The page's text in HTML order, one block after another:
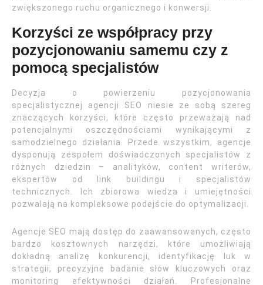
zwiększonego ruchu organicznego i konwersji.
Korzyści ze współpracy przy
pozycjonowaniu samemu czy z
pomocą specjalistów
Decyzja o powierzeniu pozycjonowania
specjalistycznej agencji SEO niesie ze sobą szereg
znaczących korzyści, które często przeważają nad
potencjalnymi oszczędnościami wynikającymi z
samodzielnego działania. Przede wszystkim, agencje
dysponują zespołem doświadczonych specjalistów z
różnych dziedzin – analityków, content writerów,
ekspertów od link buildingu i specjalistów
technicznych. Ich zbiorowa wiedza i umiejętności
pozwalają na kompleksowe podejście do optymalizacji.
Agencje SEO mają dostęp do zaawansowanych, często
bardzo kosztownych narzędzi, które umożliwiają
dokładną analizę konkurencji, identyfikację luk w
strategii, precyzyjne badanie słów kluczowych oraz
monitoring efektywności działań. Profesjonalne